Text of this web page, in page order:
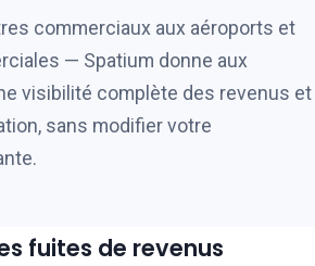
commerciaux aux aéroports et
— Spatium donne aux
visibilité complète des revenus et
sans modifier votre
fuites de revenus